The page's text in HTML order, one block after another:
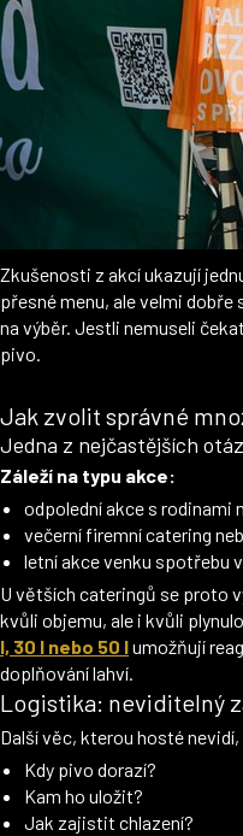
Zkušenosti z akcí ukazují
přesné menu, ale velmi
na výběr. Jestli nemuseli
pivo.
Jak zvolit správné
Jedna z nejčastějších
Záleží na typu akce:
odpolední akce s rodinami
večerní firemní catering
letní akce venku spotřebu
U větších cateringů se proto
kvůli objemu, ale i kvůli
l, 30 l nebo 50 lumožňují
doplňování lahví.
Logistika: neviditelný
Další věc, kterou hosté
Kdy pivo dorazí?
Kam ho uložit?
Jak zajistit chlazení?